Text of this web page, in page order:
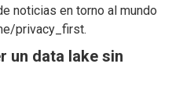
noticias en torno al mundo
privacy_first.
un data lake sin